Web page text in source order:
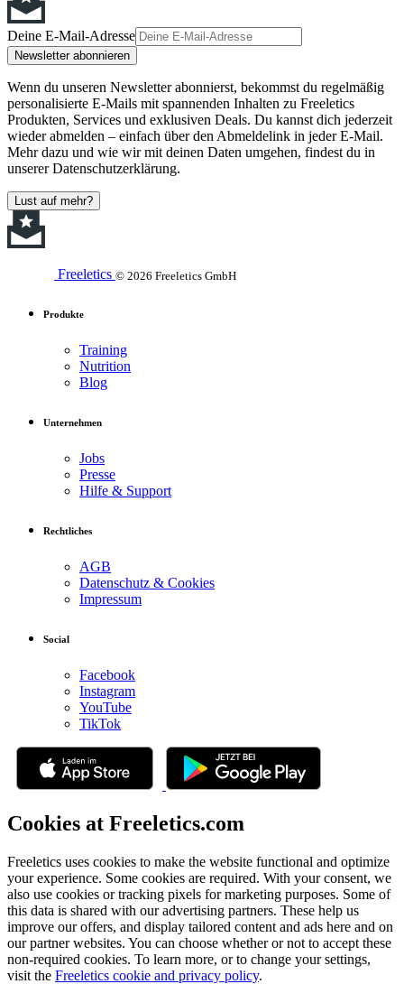
Deine E-Mail-Adresse
Newsletter abonnieren
Wenn du unseren Newsletter abonnierst, bekommst du regelmäßig
personalisierte E-Mails mit spannenden Inhalten zu Freeletics
Produkten, Services und exklusiven Deals. Du kannst dich jederzeit
wieder abmelden – einfach über den Abmeldelink in jeder E-Mail.
Mehr dazu und wie wir mit deinen Daten umgehen, findest du in
unserer Datenschutzerklärung.
Lust auf mehr?
Freeletics © 2026 Freeletics GmbH
Produkte
Training
Nutrition
Blog
Unternehmen
Jobs
Presse
Hilfe & Support
Rechtliches
AGB
Datenschutz & Cookies
Impressum
Social
Facebook
Instagram
YouTube
TikTok
Cookies at Freeletics.com
Freeletics uses cookies to make the website functional and optimize
your experience. Some cookies are required. With your consent, we
also use cookies or tracking pixels for marketing purposes. Some of
this data is shared with our advertising partners. These help us
improve our offers, and display tailored content and ads here and on
our partner websites. You can choose whether or not to accept these
non-required cookies. To learn more, or to change your settings,
visit the Freeletics cookie and privacy policy.